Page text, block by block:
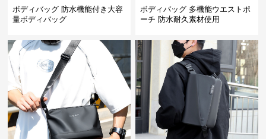
ボディバッグ 防水機能付き大容
量ボディバッグ
ボディバッグ 多機能ウエストポ
ーチ 防水耐久素材使用